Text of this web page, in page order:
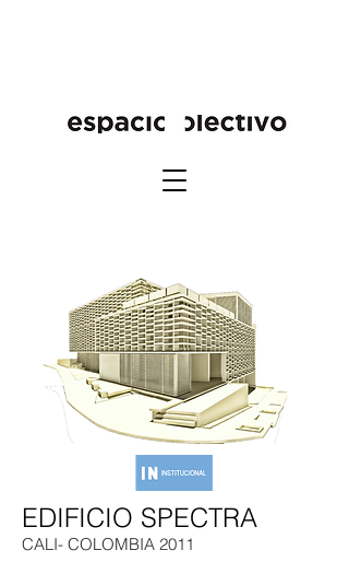
EDIFICIO SPECTRA
CALI- COLOMBIA 2011